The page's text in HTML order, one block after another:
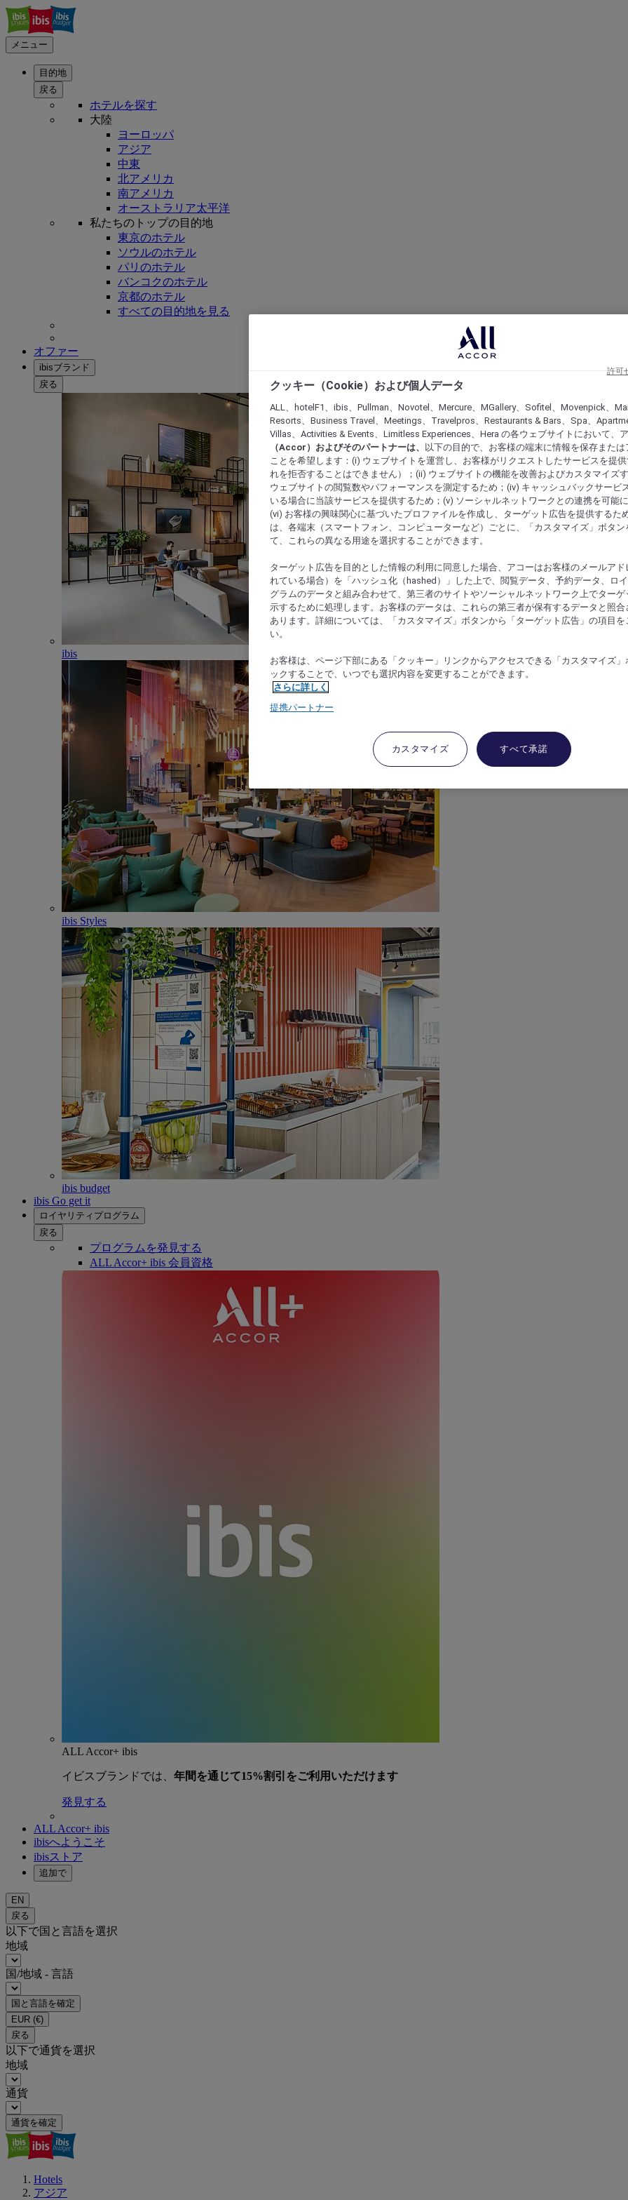
メニュー
目的地
戻る
ホテルを探す
大陸
ヨーロッパ
アジア
中東
北アメリカ
南アメリカ
オーストラリア太平洋
私たちのトップの目的地
東京のホテル
ソウルのホテル
パリのホテル
バンコクのホテル
京都のホテル
すべての目的地を見る
オファー
ibisブランド
戻る
ibis
ibis Styles
ibis budget
ibis Go get it
ロイヤリティプログラム
戻る
プログラムを発見する
ALL Accor+ ibis 会員資格
ALL Accor+ ibis
イビスブランドでは、 年間を通じて15%割引をご利用いただけます
発見する
ALL Accor+ ibis
ibisへようこそ
ibisストア
追加で
EN
戻る
以下で国と言語を選択
地域
国/地域 - 言語
国と言語を確定
EUR (€)
戻る
以下で通貨を選択
地域
通貨
通貨を確定
Hotels
アジア
クッキー（Cookie）および個人データ
ALL、hotelF1、ibis、Pullman、Novotel、Mercure、MGallery、Sofitel、Movenpick、
Resorts、Business Travel、Meetings、Travelpros、Restaurants & Bars、Spa、
Villas、Activities & Events、Limitless Experiences、Hera の各ウェブサイトにおいて、
（Accor）およびそのパートナーは、
以下の目的で、お客様の端末に情報を保存または
ことを希望します：(i) ウェブサイトを運営し、お客様がリクエストしたサービスを提供
れを拒否することはできません）；(ii) ウェブサイトの機能を改善およびカスタマイズ
ウェブサイトの閲覧数やパフォーマンスを測定するため；(iv) キャッシュバックサービ
いる場合に当該サービスを提供するため；(v) ソーシャルネットワークとの連携を可能
(vi) お客様の興味関心に基づいたプロファイルを作成し、ターゲット広告を提供するた
は、各端末（スマートフォン、コンピューターなど）ごとに、「カスタマイズ」ボタン
て、これらの異なる用途を選択することができます。
ターゲット広告を目的とした情報の利用に同意した場合、アコーはお客様のメールアド
れている場合）を「ハッシュ化（hashed）」した上で、閲覧データ、予約データ、ロ
グラムのデータと組み合わせて、第三者のサイトやソーシャルネットワーク上でター
示するために処理します。お客様のデータは、これらの第三者が保有するデータと照合
あります。詳細については、「カスタマイズ」ボタンから「ターゲット広告」の項目を
い。
お客様は、ページ下部にある「クッキー」リンクからアクセスできる「カスタマイズ」
ックすることで、いつでも選択内容を変更することができます。
さらに詳しく
提携パートナー
カスタマイズ すべて承諾
許可